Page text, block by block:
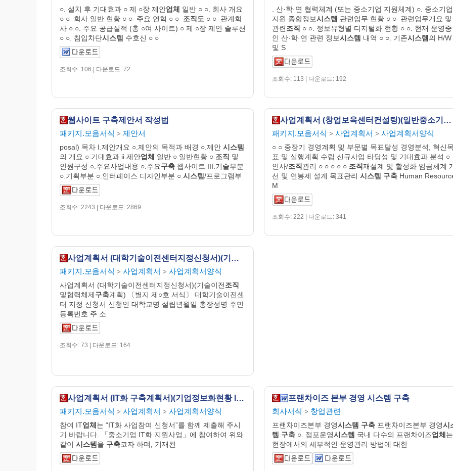
○. 설치 후 기대효과 ○ 제 ○장 제안업체 일반 ○ ○. 회사 개요
○ ○. 회사 일반 현황 ○ ○. 주요 연혁 ○ ○. 조직도 ○ ○. 관계회
사 ○ ○. 주요 공급실적 (총 ○여 사이트) ○ 제 ○장 제안 솔루션
○ ○. 침입차단시스템 수호신 ○ ○
조회수: 106 | 다운로드: 72
. 산·학·연 협력체계 (또는 중소기업 지원체계) ○. 중소기업
지원 종합정보시스템 관련업무 현황 ○ ○. 관련업무개요 및
관련조직 ○ ○. 정보유형별 디지털화 현황 ○ ○. 현재 운영중
인 산·학·연 관련 정보시스템 내역 ○ ○. 기존시스템의 H/W
및 S
조회수: 113 | 다운로드: 192
웹사이트 구축제안서 작성법
패키지.모음서식 > 제안서
posal) 목차 I.제안개요 ○.제안의 목적과 배경 ○.제안 시스템
의 개요 ○.기대효과 ii 제안업체 일반 ○.일반현황 ○. 조직 및
인원구성 ○.주요사업내용 ○.주요구축 웹사이트 III.기술부분
○.기획부분 ○.인터페이스 디자인부분 ○. 시스템/프로그램부
조회수: 2243 | 다운로드: 2869
사업계획서 (창업보육센터컨설팅)(일반중소기업경영컨설팅지원사업)
패키지.모음서식 > 사업계획서 > 사업계획서양식
○ ○ 중장기 경영계획 및 부문별 목표달성 경영분석, 혁신
표 및 실행계획 수립 신규사업 타당성 및 기대효과 분석 ○
인사/조직관리 ○ ○ ○ ○ ○ 조직재설계 및 활성화 임금체계
선 및 연봉제 설계 목표관리 시스템 구축 Human
M
조회수: 222 | 다운로드: 341
사업계획서 (대학기술이전센터지정신청서)(기술이전조직및협력체제구축계획)
패키지.모음서식 > 사업계획서 > 사업계획서양식
사업계획서 (대학기술이전센터지정신청서)(기술이전조직
및협력체제구축계획) 〔별지 제○호 서식〕 대학기술이전센
터 지정 신청서 신청인 대학교명 설립년월일 총장성명 주민
등록번호 주 소
조회수: 73 | 다운로드: 164
사업계획서 (IT화 구축계획서)(기업정보화현황 IT화투자계획/운영서버환경/컴퓨터시스템/업무구성도/수행일정/구축시스템내역/방법론, 사용Tool/문서화방안/시스템유지보수방안)
패키지.모음서식 > 사업계획서 > 사업계획서양식
참여 IT업체는 “IT화 사업참여 신청서”를 함께 제출해 주시
기 바랍니다. 「중소기업 IT화 지원사업」에 참여하여 위와
같이 시스템을 구축코자 하며, 기재된
프랜차이즈 본부 경영 시스템 구축
회사서식 > 창업관련
프랜차이즈본부 경영시스템 구축 프랜차이즈본부 경영시
템 구축 ○. 점포운영시스템 국내 다수의 프랜차이즈업체는
현장에서의 세부적인 운영관리 방법에 대한